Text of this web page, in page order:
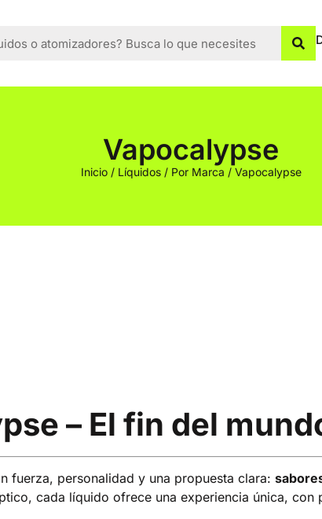
Vapocalypse
Inicio/ Líquidos/ Por Marca / Vapocalypse
– El fin del
fuerza, personalidad y una propuesta clara:
cada líquido ofrece una experiencia única,